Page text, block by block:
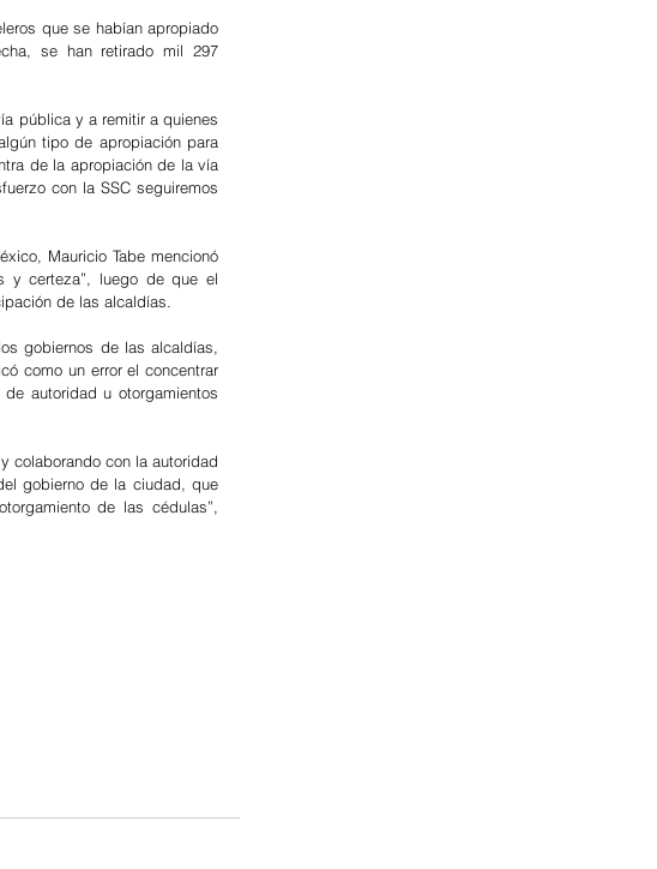
que se habían apropiado
se han retirado mil 297
pública y a remitir a quienes
tipo de apropiación para
de la apropiación de la vía
con la SSC seguiremos
Mauricio Tabe mencionó
y certeza”, luego de que el
de las alcaldías.
gobiernos de las alcaldías,
como un error el concentrar
autoridad u otorgamientos
colaborando con la autoridad
gobierno de la ciudad, que
de las cédulas”,